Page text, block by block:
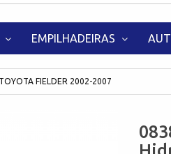
EMPILHADEIRAS
FIELDER 2002-2007